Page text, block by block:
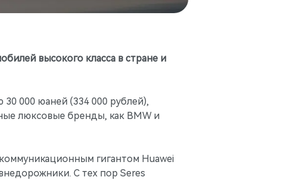
высокого класса в стране и
000 юаней (334 000 рублей),
люксовые бренды, как BMW и
гигантом Huawei
С тех пор Seres